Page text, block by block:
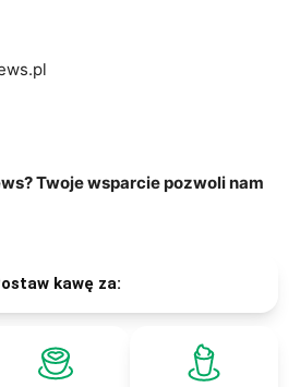
Twoje wsparcie pozwoli nam
kawę za: